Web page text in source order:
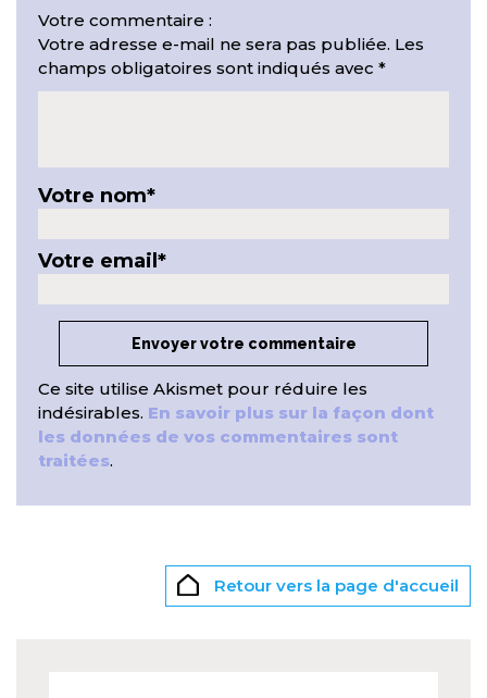
Votre commentaire :
Votre adresse e-mail ne sera pas publiée. Les
champs obligatoires sont indiqués avec *
Votre nom*
Votre email *
Ce site utilise Akismet pour réduire les
indésirables. En savoir plus sur la façon dont
les données de vos commentaires sont
traitées.
Retour vers la page d'accueil